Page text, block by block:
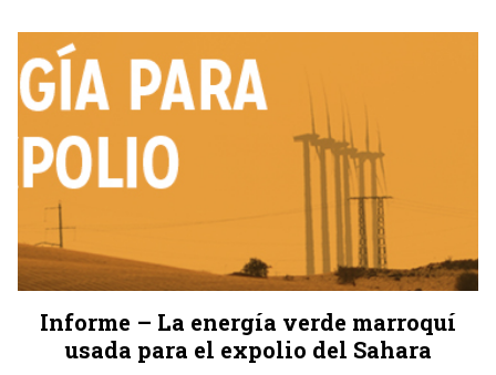
Informe – La energía verde marroquí
usada para el expolio del Sahara